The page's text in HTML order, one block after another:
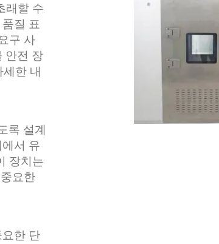
래할 수
질 표
구 사
안전 장
한 내
록 설계
서 유
장치는
요한
한 단